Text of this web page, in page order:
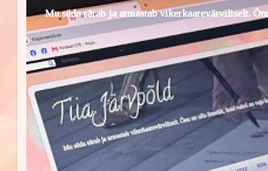
Mu süda särab ja armastab vikerkaarevärviliselt.